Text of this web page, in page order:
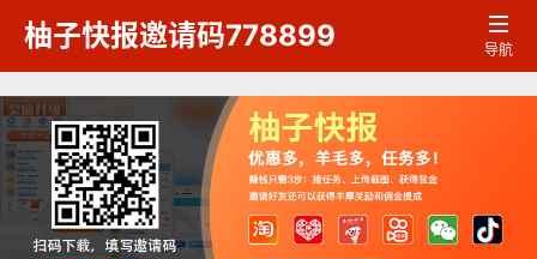
柚子快报邀请码778899 
导航